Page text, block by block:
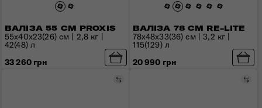
ВАЛІЗА 55 СМ PROXIS
55x40x23(26) см | 2,8 кг |
42(48) л
33 260 грн
ВАЛІЗА 78 СМ RE-LITE
78x48x33(36) см | 3,2 кг |
115(129) л
20 990 грн
Порівняти